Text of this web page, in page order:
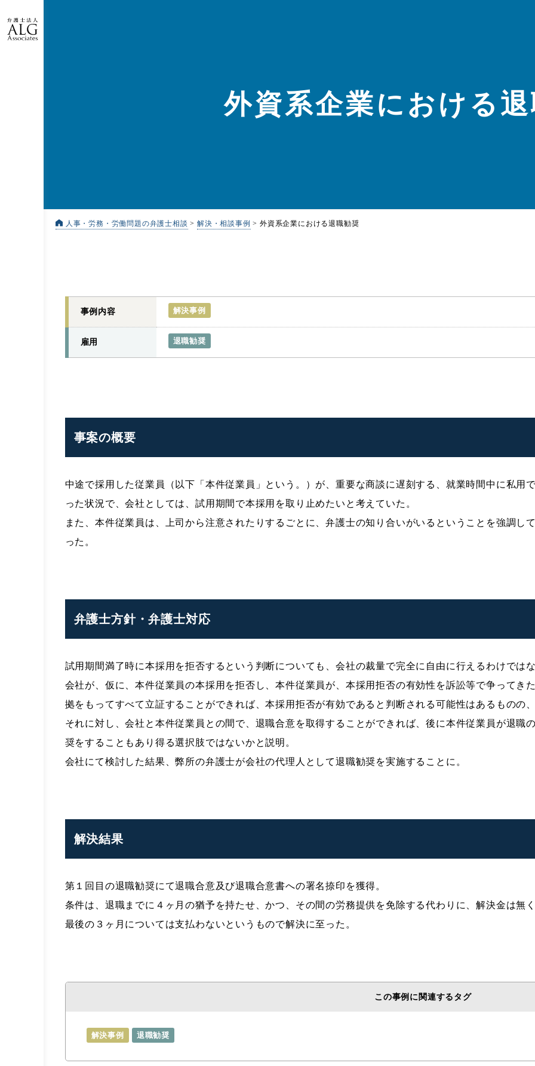
外資系企業における
人事・労務・労働問題の弁護士相談 >解決・相談事例 >外資系企業における退職勧奨
事例内容 解決事例
雇用 退職勧奨
事案の概要
中途で採用した従業員（以下「本件従業員」という。）が、重要な商談に遅刻する、就業時間中に私用
った状況で、会社としては、試用期間で本採用を取り止めたいと考えていた。
また、本件従業員は、上司から注意されたりするごとに、弁護士の知り合いがいるということを強調し
った。
弁護士方針・弁護士対応
試用期間満了時に本採用を拒否するという判断についても、会社の裁量で完全に自由に行えるわけでは
会社が、仮に、本件従業員の本採用を拒否し、本件従業員が、本採用拒否の有効性を訴訟等で争ってき
拠をもってすべて立証することができれば、本採用拒否が有効であると判断される可能性はあるものの
それに対し、会社と本件従業員との間で、退職合意を取得することができれば、後に本件従業員が退職
奨をすることもあり得る選択肢ではないかと説明。
会社にて検討した結果、弊所の弁護士が会社の代理人として退職勧奨を実施することに。
解決結果
第１回目の退職勧奨にて退職合意及び退職合意書への署名捺印を獲得。
条件は、退職までに４ヶ月の猶予を持たせ、かつ、その間の労務提供を免除する代わりに、解決金は無
最後の３ヶ月については支払わないというもので解決に至った。
この事例に関連するタグ
解決事例 退職勧奨